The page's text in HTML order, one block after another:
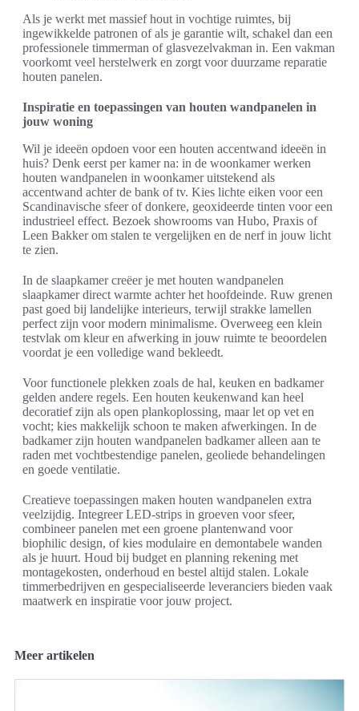
Als je werkt met massief hout in vochtige ruimtes, bij
ingewikkelde patronen of als je garantie wilt, schakel dan een
professionele timmerman of glasvezelvakman in. Een vakman
voorkomt veel herstelwerk en zorgt voor duurzame reparatie
houten panelen.
Inspiratie en toepassingen van houten wandpanelen in
jouw woning
Wil je ideeën opdoen voor een houten accentwand ideeën in
huis? Denk eerst per kamer na: in de woonkamer werken
houten wandpanelen in woonkamer uitstekend als
accentwand achter de bank of tv. Kies lichte eiken voor een
Scandinavische sfeer of donkere, geoxideerde tinten voor een
industrieel effect. Bezoek showrooms van Hubo, Praxis of
Leen Bakker om stalen te vergelijken en de nerf in jouw licht
te zien.
In de slaapkamer creëer je met houten wandpanelen
slaapkamer direct warmte achter het hoofdeinde. Ruw grenen
past goed bij landelijke interieurs, terwijl strakke lamellen
perfect zijn voor modern minimalisme. Overweeg een klein
testvlak om kleur en afwerking in jouw ruimte te beoordelen
voordat je een volledige wand bekleedt.
Voor functionele plekken zoals de hal, keuken en badkamer
gelden andere regels. Een houten keukenwand kan heel
decoratief zijn als open plankoplossing, maar let op vet en
vocht; kies makkelijk schoon te maken afwerkingen. In de
badkamer zijn houten wandpanelen badkamer alleen aan te
raden met vochtbestendige panelen, geoliede behandelingen
en goede ventilatie.
Creatieve toepassingen maken houten wandpanelen extra
veelzijdig. Integreer LED-strips in groeven voor sfeer,
combineer panelen met een groene plantenwand voor
biophilic design, of kies modulaire en demontabele wanden
als je huurt. Houd bij budget en planning rekening met
montagekosten, onderhoud en bestel altijd stalen. Lokale
timmerbedrijven en gespecialiseerde leveranciers bieden vaak
maatwerk en inspiratie voor jouw project.
Meer artikelen